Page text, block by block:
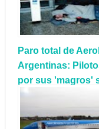
Paro total de
Argentinas:
por sus 'magros'